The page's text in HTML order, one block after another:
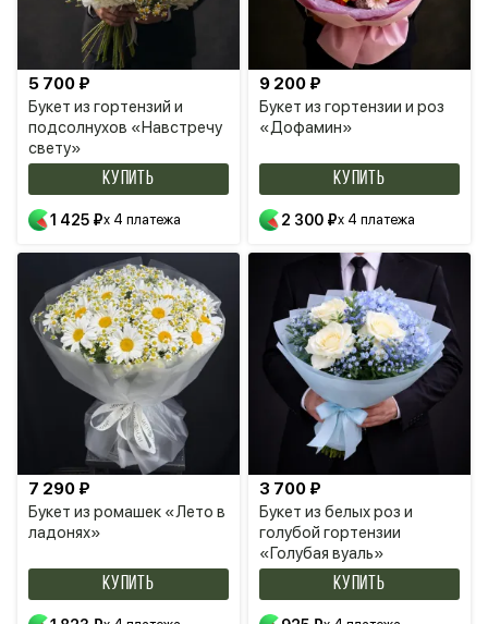
Букет из гортензий и
подсолнухов «Навстречу
свету»
5 700 ₽
КУПИТЬ
1 425 ₽x 4 платежа
Букет из гортензии и роз
«Дофамин»
9 200 ₽
КУПИТЬ
2 300 ₽x 4 платежа
Букет из ромашек «Лето в
ладонях»
7 290 ₽
КУПИТЬ
Букет из белых роз и
голубой гортензии
«Голубая вуаль»
3 700 ₽
КУПИТЬ